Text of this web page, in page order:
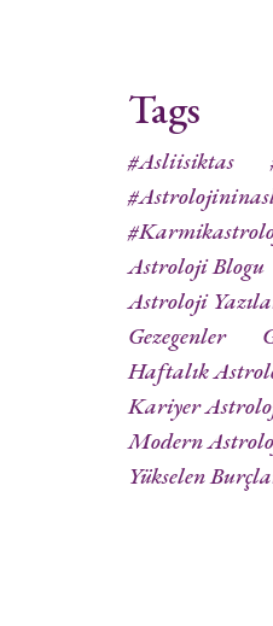
Tags
#asliisiktas
Astroloji Blogu
Astroloji
Gezegenler
Haftalık
Kariyer
Modern
Yükselen